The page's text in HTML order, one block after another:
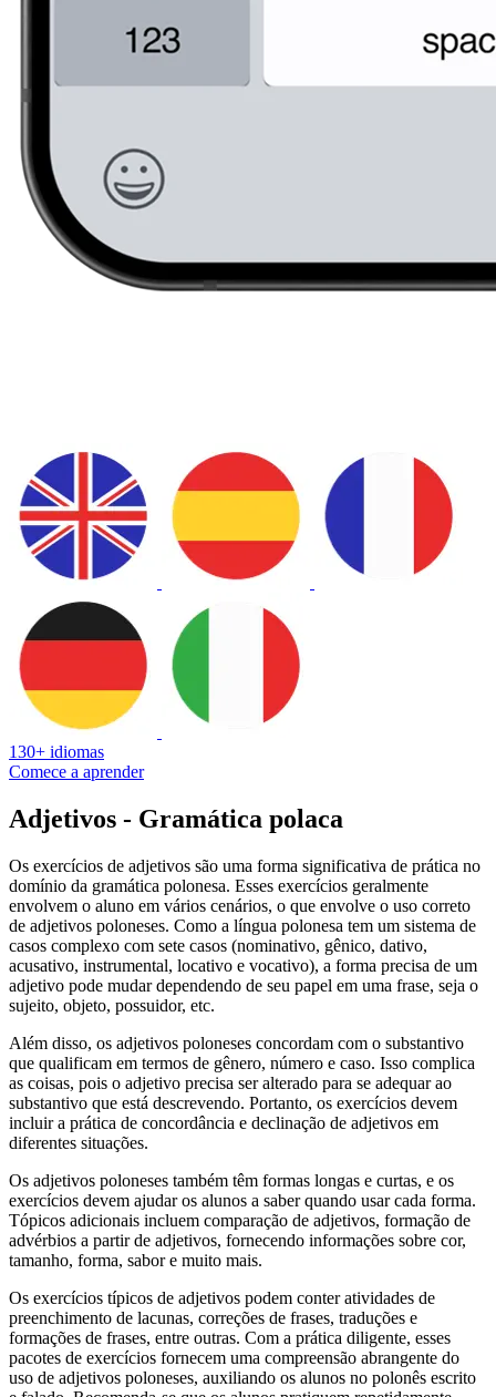
130+ idiomas
Comece a aprender
Adjetivos - Gramática polaca
Os exercícios de adjetivos são uma forma significativa de prática no
domínio da gramática polonesa. Esses exercícios geralmente
envolvem o aluno em vários cenários, o que envolve o uso correto
de adjetivos poloneses. Como a língua polonesa tem um sistema de
casos complexo com sete casos (nominativo, gênico, dativo,
acusativo, instrumental, locativo e vocativo), a forma precisa de um
adjetivo pode mudar dependendo de seu papel em uma frase, seja o
sujeito, objeto, possuidor, etc.
Além disso, os adjetivos poloneses concordam com o substantivo
que qualificam em termos de gênero, número e caso. Isso complica
as coisas, pois o adjetivo precisa ser alterado para se adequar ao
substantivo que está descrevendo. Portanto, os exercícios devem
incluir a prática de concordância e declinação de adjetivos em
diferentes situações.
Os adjetivos poloneses também têm formas longas e curtas, e os
exercícios devem ajudar os alunos a saber quando usar cada forma.
Tópicos adicionais incluem comparação de adjetivos, formação de
advérbios a partir de adjetivos, fornecendo informações sobre cor,
tamanho, forma, sabor e muito mais.
Os exercícios típicos de adjetivos podem conter atividades de
preenchimento de lacunas, correções de frases, traduções e
formações de frases, entre outras. Com a prática diligente, esses
pacotes de exercícios fornecem uma compreensão abrangente do
uso de adjetivos poloneses, auxiliando os alunos no polonês escrito